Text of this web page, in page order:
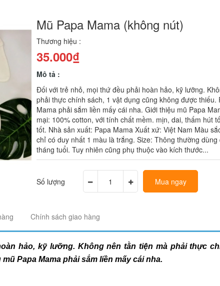
Mũ Papa Mama (không nút)
Thương hiệu :
35.000₫
Mô tả :
Đối với trẻ nhỏ, mọi thứ đều phải hoàn hảo, kỹ lưỡng.
phải thực chính sách, 1 vật dụng cũng không được thiếu.
Mama phải sắm liền mấy cái nha. Giới thiệu mũ Papa
mại: 100% cotton, với tính chất mềm. mịn, dai, thấm hút
tốt. Nhà sản xuất: Papa Mama Xuất xứ: Việt Nam Màu
chỉ có duy nhất 1 màu là trắng. Size: Thông thường
tháng tuổi. Tuy nhiên cũng phụ thuộc vào kích thước...
Số lượng Mua ngay
Chính sách giao hàng
hảo, kỹ lưỡng. Không nên tằn tiện mà phải thực
Papa Mama phải sắm liền mấy cái nha.